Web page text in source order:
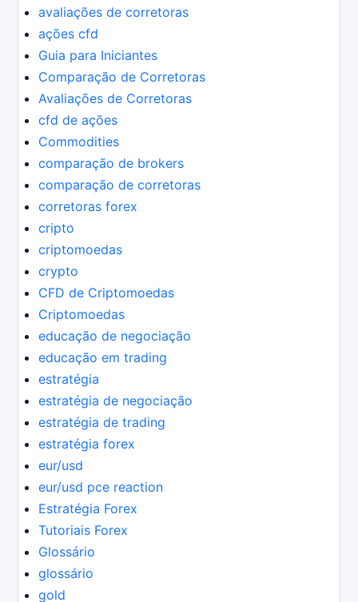
avaliações de corretoras
ações cfd
Guia para Iniciantes
Comparação de Corretoras
Avaliações de Corretoras
cfd de ações
Commodities
comparação de brokers
comparação de corretoras
corretoras forex
cripto
criptomoedas
crypto
CFD de Criptomoedas
Criptomoedas
educação de negociação
educação em trading
estratégia
estratégia de negociação
estratégia de trading
estratégia forex
eur/usd
eur/usd pce reaction
Estratégia Forex
Tutoriais Forex
Glossário
glossário
gold